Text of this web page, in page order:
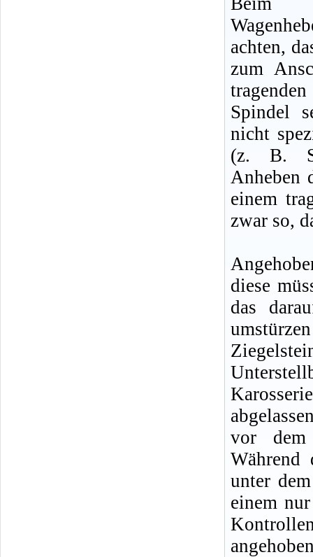
achten,
zum
Spindel
nicht
(z. B.
Anheben
einem
zwar so,
diese
das
vor dem
Während
unter
einem